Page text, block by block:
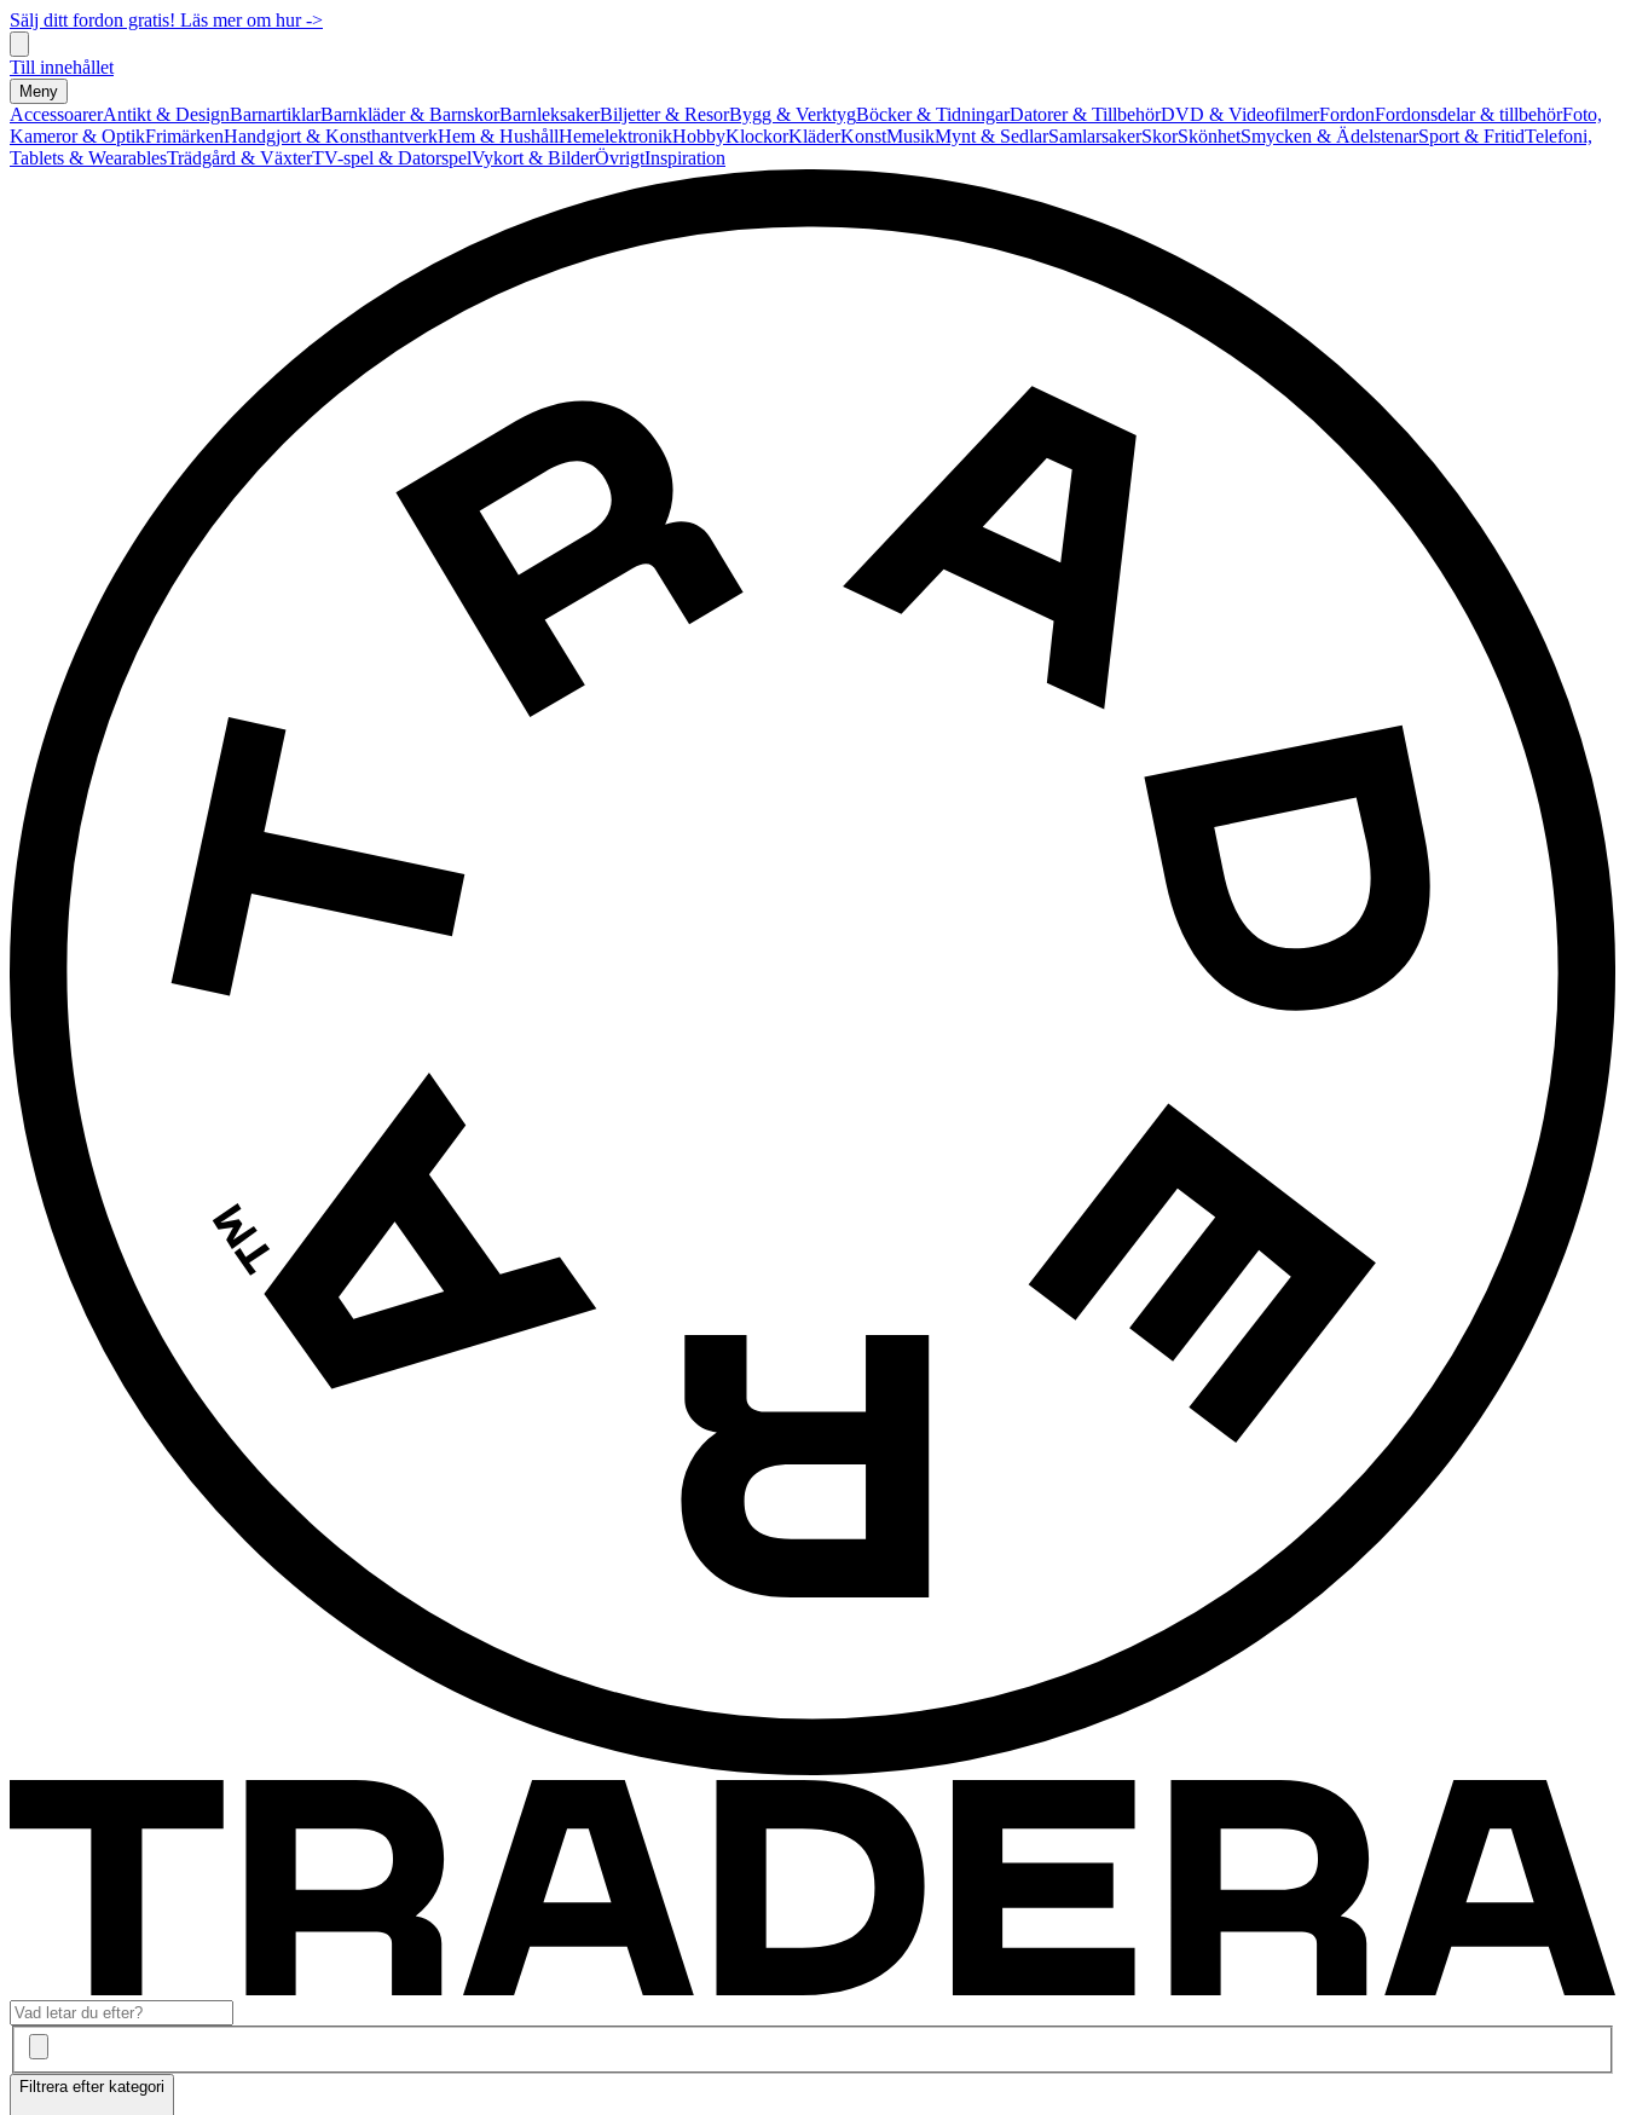
Sälj ditt fordon gratis! Läs mer om hur ->
Till innehållet
Meny
AccessoarerAntikt & DesignBarnartiklarBarnkläder & BarnskorBarnleksakerBiljetter & ResorBygg & VerktygBöcker & TidningarDatorer & TillbehörDVD & VideofilmerFordonFordonsdelar & tillbehörFoto,
Kameror & OptikFrimärkenHandgjort & KonsthantverkHem & HushållHemelektronikHobbyKlockorKläderKonstMusikMynt & SedlarSamlarsakerSkorSkönhetSmycken & ÄdelstenarSport & FritidTelefoni,
Tablets & WearablesTrädgård & VäxterTV-spel & DatorspelVykort & BilderÖvrigtInspiration
Filtrera efter kategori